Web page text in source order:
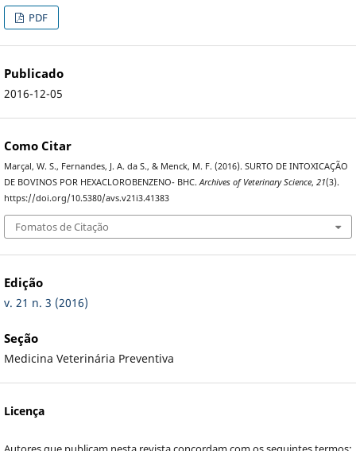
PDF
Publicado
2016-12-05
Como Citar
Marçal, W. S., Fernandes, J. A. da S., & Menck, M. F. (2016). SURTO DE INTOXICAÇÃO
DE BOVINOS POR HEXACLOROBENZENO- BHC.Archives of Veterinary Science, 21(3).
https://doi.org/10.5380/avs.v21i3.41383
Fomatos de Citação
Edição
v. 21 n. 3 (2016)
Seção
Medicina Veterinária Preventiva
Licença